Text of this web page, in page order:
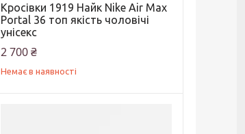
Кросівки 1919 Найк Nike Air Max
Portal 36 топ якість чоловічі
унісекс
2 700 ₴
Немає в наявності